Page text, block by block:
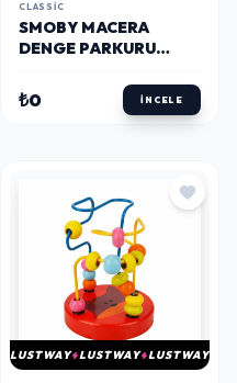
CLASSIC
SMOBY MACERA
DENGE PARKURU
₺0 İNCELE
LUSTWAY LUSTWAY LUSTWAY